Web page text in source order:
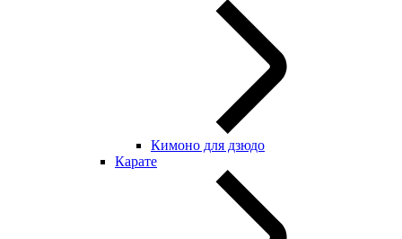
Кимоно для дзюдо
Карате